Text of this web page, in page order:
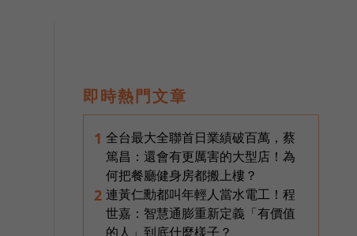
即時熱門文章
1 全台最大全聯首日業績破百萬，蔡
篤昌：還會有更厲害的大型店！為
何把餐廳健身房都搬上樓？
2 連黃仁勳都叫年輕人當水電工！程
世嘉：智慧通膨重新定義「有價值
的人」到底什麼樣子？